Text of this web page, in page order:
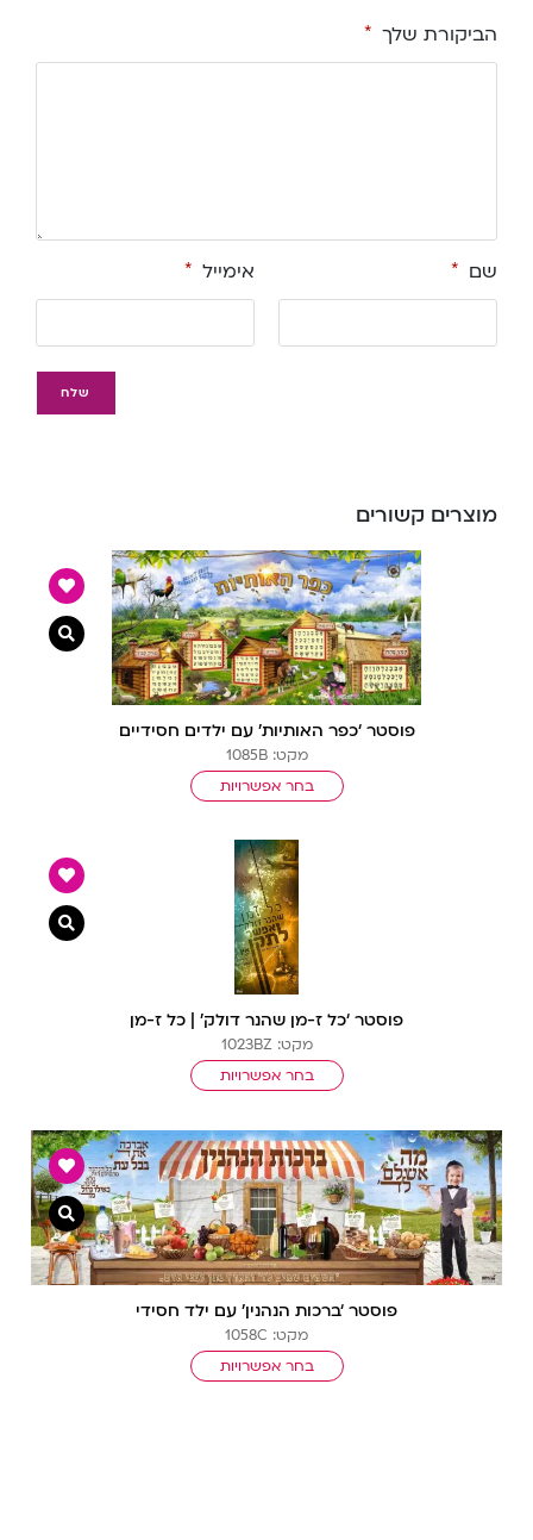
הביקורת שלך *
שם * אימייל *
מוצרים קשורים
פוסטר ‘כפר האותיות’ עם ילדים חסידיים
מקט: 1085B
בחר אפשרויות
צפייה
פוסטר ‘כל ז-מן שהנר דולק’ | כל ז-מן
מקט: 1023BZ
בחר אפשרויות
צפייה
פוסטר ‘ברכות הנהנין’ עם ילד חסידי
מקט: 1058C
בחר אפשרויות
צפייה